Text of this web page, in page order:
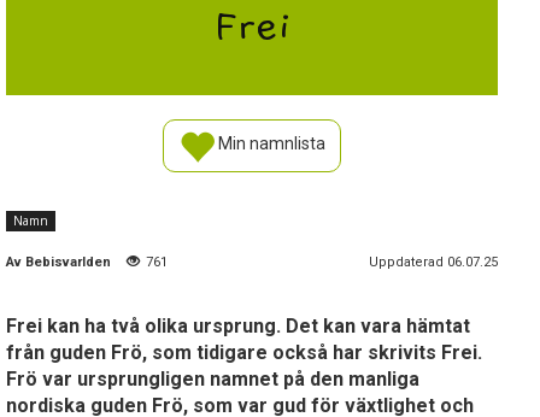
Frei
Min namnlista
Namn
Av Bebisvarlden 761 Uppdaterad 06.07.25
Frei kan ha två olika ursprung. Det kan vara hämtat
från guden Frö, som tidigare också har skrivits Frei.
Frö var ursprungligen namnet på den manliga
nordiska guden Frö, som var gud för växtlighet och